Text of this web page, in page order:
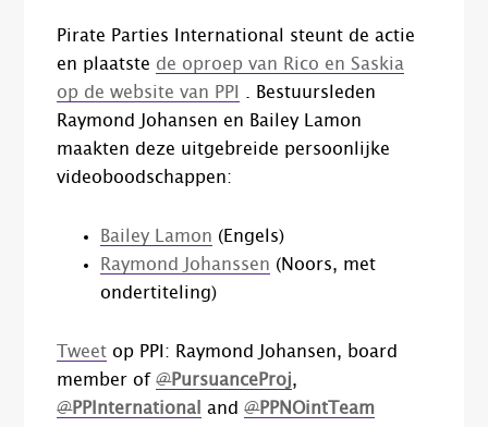
Pirate Parties International steunt de actie
en plaatste de oproep van Rico en Saskia
op de website van PPI
. Bestuursleden
Raymond Johansen en Bailey Lamon
maakten deze uitgebreide persoonlijke
videoboodschappen:
Bailey Lamon (Engels)
Raymond Johanssen (Noors, met
ondertiteling)
Tweet op PPI: Raymond Johansen, board
member of@PursuanceProj,
@PPInternational and@PPNOintTeam